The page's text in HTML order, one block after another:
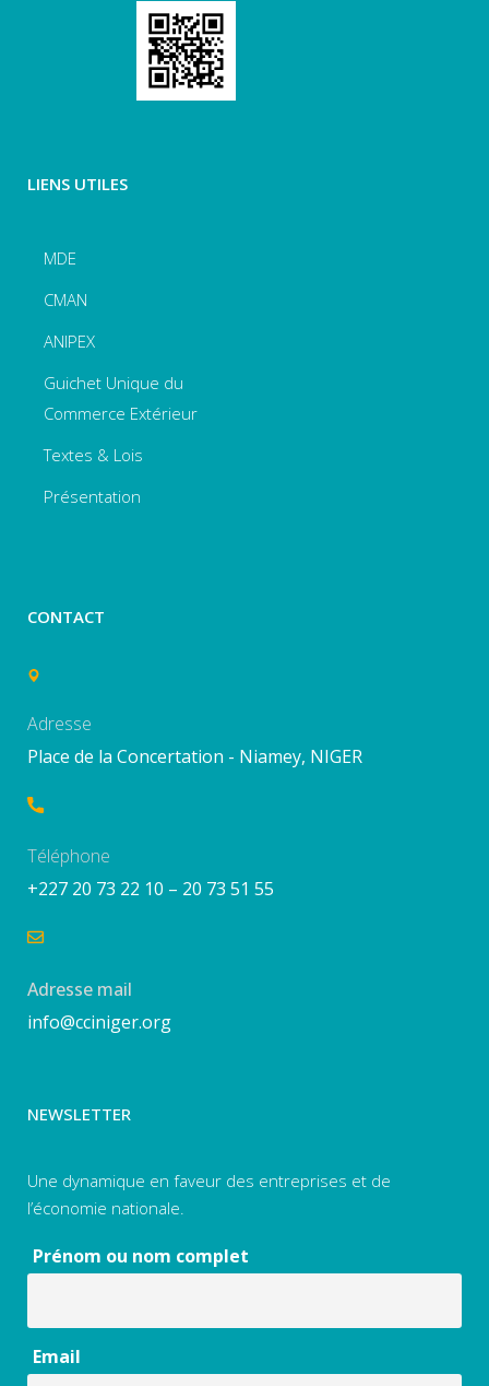
LIENS UTILES
MDE
CMAN
ANIPEX
Guichet Unique du
Commerce Extérieur
Textes & Lois
Présentation
CONTACT
Adresse
Place de la Concertation - Niamey, NIGER
Téléphone
+227 20 73 22 10 – 20 73 51 55
Adresse mail
info@cciniger.org
NEWSLETTER
Une dynamique en faveur des entreprises et de
l’économie nationale.
Prénom ou nom complet
Email